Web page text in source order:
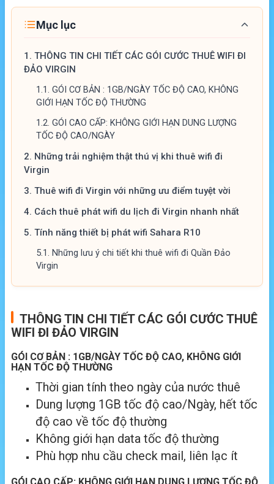
Mục lục
1. THÔNG TIN CHI TIẾT CÁC GÓI CƯỚC THUÊ WIFI ĐI
ĐẢO VIRGIN
1.1. GÓI CƠ BẢN : 1GB/NGÀY TỐC ĐỘ CAO, KHÔNG
GIỚI HẠN TỐC ĐỘ THƯỜNG
1.2. GÓI CAO CẤP: KHÔNG GIỚI HẠN DUNG LƯỢNG
TỐC ĐỘ CAO/NGÀY
2. Những trải nghiệm thật thú vị khi thuê wifi đi
Virgin
3. Thuê wifi đi Virgin với những ưu điểm tuyệt vời
4. Cách thuê phát wifi du lịch đi Virgin nhanh nhất
5. Tính năng thiết bị phát wifi Sahara R10
5.1. Những lưu ý chi tiết khi thuê wifi đi Quần Đảo
Virgin
THÔNG TIN CHI TIẾT CÁC GÓI CƯỚC THUÊ
WIFI ĐI ĐẢO VIRGIN
GÓI CƠ BẢN : 1GB/NGÀY TỐC ĐỘ CAO, KHÔNG GIỚI
HẠN TỐC ĐỘ THƯỜNG
Thời gian tính theo ngày của nước thuê
Dung lượng 1GB tốc độ cao/Ngày, hết tốc
độ cao về tốc độ thường
Không giới hạn data tốc độ thường
Phù hợp nhu cầu check mail, liên lạc ít